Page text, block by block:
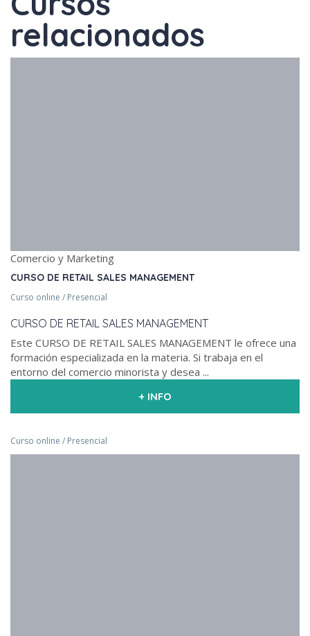
relacionados
Comercio y Marketing
CURSO DE RETAIL SALES MANAGEMENT
Curso online / Presencial
CURSO DE RETAIL SALES MANAGEMENT
Este CURSO DE RETAIL SALES MANAGEMENT le ofrece una
formación especializada en la materia. Si trabaja en el
entorno del comercio minorista y desea ...
+ INFO
Curso online / Presencial